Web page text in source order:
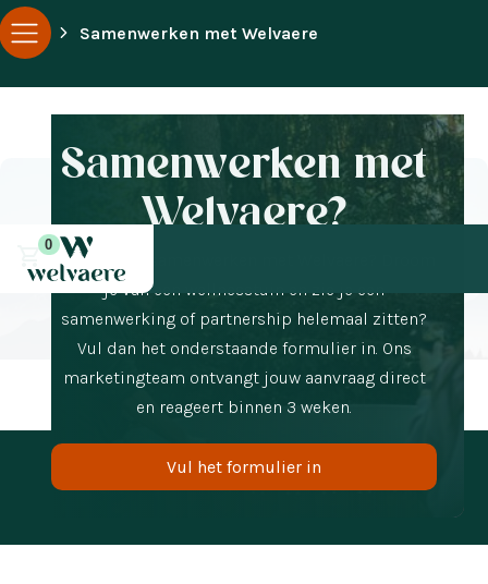
0
Samenwerken met Welvaere
Samenwerken met
Welvaere?
Wil je graag samenwerken met Welvaere? Droom
je van een wellnesstuin en zie je een
samenwerking of partnership helemaal zitten?
Vul dan het onderstaande formulier in. Ons
marketingteam ontvangt jouw aanvraag direct
en reageert binnen 3 weken.
Vul het formulier in